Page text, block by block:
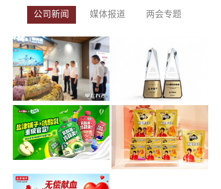
公司新闻 媒体报道 两会专题